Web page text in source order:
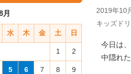
月
水 木 金 土 日
1 2
5 6 7 8 9
Posted
on
2019年10
Categories
キッズド
今日は
中隠れ